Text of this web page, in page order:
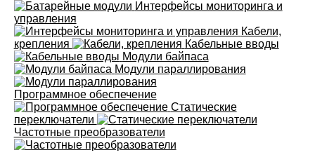
Интерфейсы мониторинга и
управления
Кабели,
крепления
Кабельные вводы
Модули байпаса
Модули параллирования
Программное обеспечение
Статические
переключатели
Частотные преобразователи